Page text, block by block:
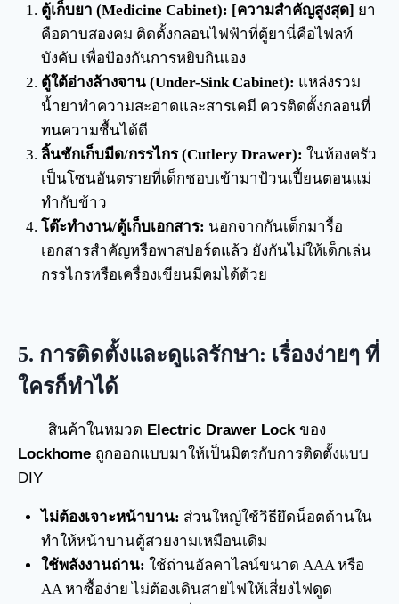
ตู้เก็บยา (Medicine Cabinet): [ความสำคัญสูงสุด] ยา
คือดาบสองคม ติดตั้งกลอนไฟฟ้าที่ตู้ยานี่คือไฟลท์
บังคับ เพื่อป้องกันการหยิบกินเอง
ตู้ใต้อ่างล้างจาน (Under-Sink Cabinet): แหล่งรวม
น้ำยาทำความสะอาดและสารเคมี ควรติดตั้งกลอนที่
ทนความชื้นได้ดี
ลิ้นชักเก็บมีด/กรรไกร (Cutlery Drawer): ในห้องครัว
เป็นโซนอันตรายที่เด็กชอบเข้ามาป้วนเปี้ยนตอนแม่
ทำกับข้าว
โต๊ะทำงาน/ตู้เก็บเอกสาร: นอกจากกันเด็กมารื้อ
เอกสารสำคัญหรือพาสปอร์ตแล้ว ยังกันไม่ให้เด็กเล่น
กรรไกรหรือเครื่องเขียนมีคมได้ด้วย
5. การติดตั้งและดูแลรักษา: เรื่องง่ายๆ ที่
ใครก็ทำได้
สินค้าในหมวด Electric Drawer Lock ของ
Lockhome ถูกออกแบบมาให้เป็นมิตรกับการติดตั้งแบบ
DIY
ไม่ต้องเจาะหน้าบาน: ส่วนใหญ่ใช้วิธียึดน็อตด้านใน
ทำให้หน้าบานตู้สวยงามเหมือนเดิม
ใช้พลังงานถ่าน: ใช้ถ่านอัลคาไลน์ขนาด AAA หรือ
AA หาซื้อง่าย ไม่ต้องเดินสายไฟให้เสี่ยงไฟดูด